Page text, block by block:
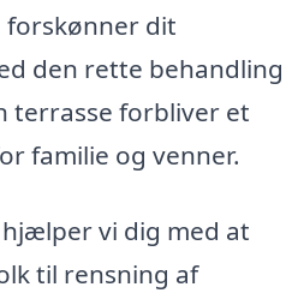
forskønner dit
den rette behandling
terrasse forbliver et
familie og venner.
vi dig med at
til rensning af